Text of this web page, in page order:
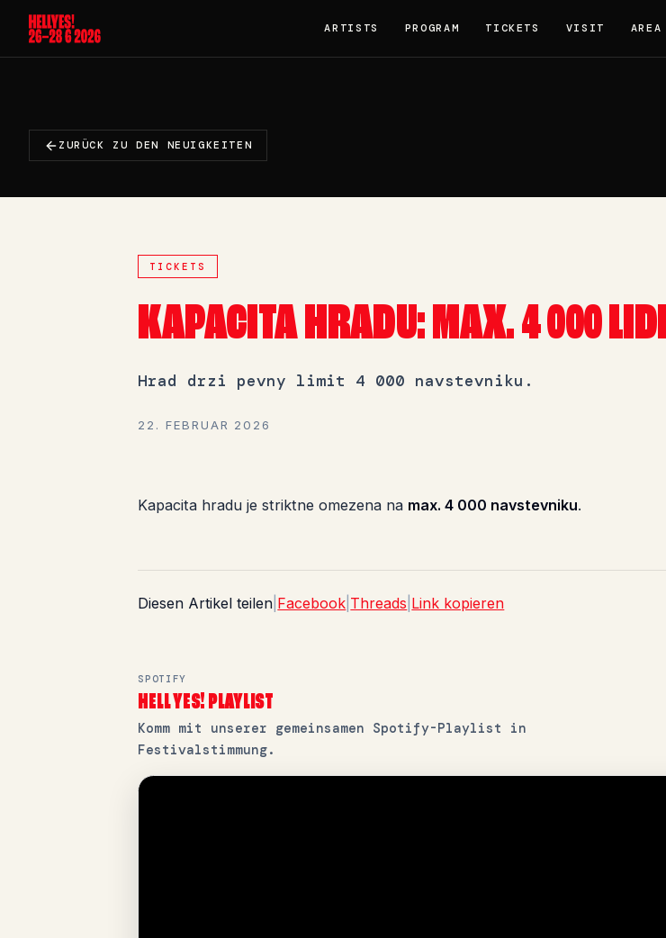
ARTISTS PROGRAM TICKETS VISIT
ZURÜCK ZU DEN NEUIGKEITEN
TICKETS
KAPACITA HRADU: MAX. 4 000
Hrad drzi pevny limit 4 000 navstevniku.
22. FEBRUAR 2026
Kapacita hradu je striktne omezena na max. 4 000 navstevniku.
Diesen Artikel teilen Facebook Threads Link kopieren
SPOTIFY
HELL YES! PLAYLIST
Komm mit unserer gemeinsamen Spotify-Playlist in
Festivalstimmung.